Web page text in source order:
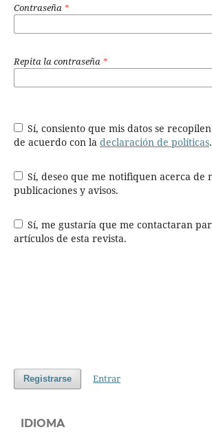
Contraseña *
Repita la contraseña *
Sí, consiento que mis datos se recopilen y se almacenen
de acuerdo con la declaración de políticas.
Sí, deseo que me notifiquen acerca de nuevas
publicaciones y avisos.
Sí, me gustaría que me contactaran para revisar
artículos de esta revista.
Registrarse Entrar
IDIOMA